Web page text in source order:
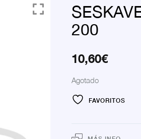
200
10,60€
Agotado
FAVORITOS